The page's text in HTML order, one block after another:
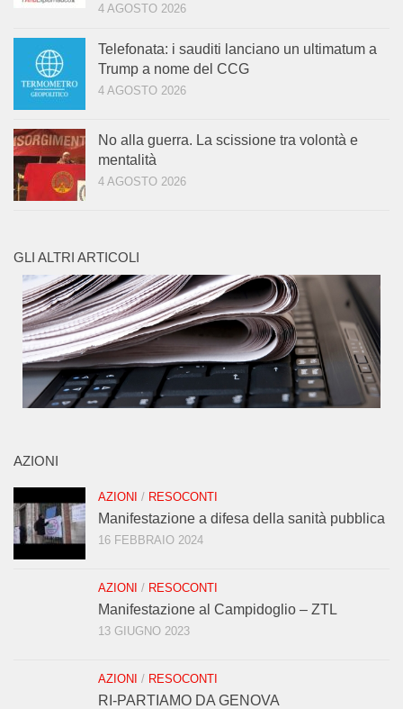
4 AGOSTO 2026
Telefonata: i sauditi lanciano un ultimatum a
Trump a nome del CCG
4 AGOSTO 2026
No alla guerra. La scissione tra volontà e
mentalità
4 AGOSTO 2026
GLI ALTRI ARTICOLI
AZIONI
AZIONI / RESOCONTI
Manifestazione a difesa della sanità pubblica
16 FEBBRAIO 2024
AZIONI / RESOCONTI
Manifestazione al Campidoglio – ZTL
13 GIUGNO 2023
AZIONI / RESOCONTI
RI-PARTIAMO DA GENOVA